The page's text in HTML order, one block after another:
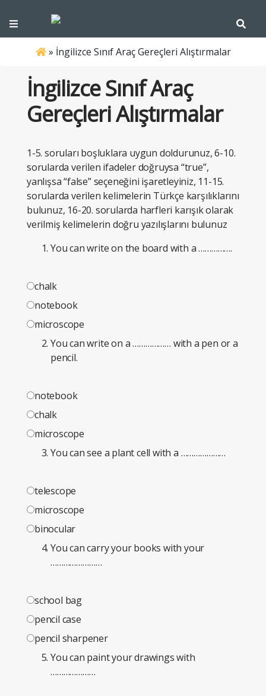
» İngilizce Sınıf Araç Gereçleri Alıştırmalar
İngilizce Sınıf Araç
Gereçleri Alıştırmalar
1-5. soruları boşluklara uygun doldurunuz, 6-10.
sorularda verilen ifadeler doğruysa “true”,
yanlışsa “false” seçeneğini işaretleyiniz, 11-15.
sorularda verilen kelimelerin Türkçe karşılıklarını
bulunuz, 16-20. sorularda harfleri karışık olarak
verilmiş kelimelerin doğru yazılışlarını bulunuz
You can write on the board with a …………….
chalk
notebook
microscope
You can write on a ……………… with a pen or a
pencil.
notebook
chalk
microscope
You can see a plant cell with a …………………
telescope
microscope
binocular
You can carry your books with your
……………………
school bag
pencil case
pencil sharpener
You can paint your drawings with
…………………